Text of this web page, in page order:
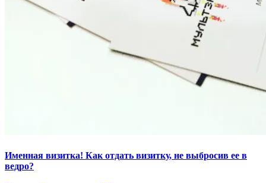
Именная визитка! Как отдать визитку, не выбросив ее в
ведро?